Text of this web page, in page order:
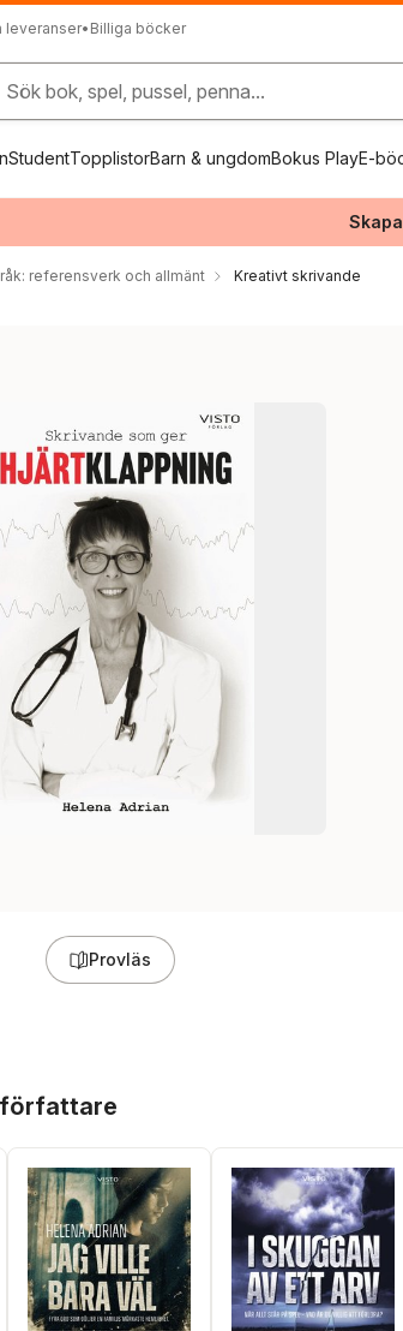
leveranser• Billiga böcker
Sök bok, spel, pussel, penna...
StudentTopplistorBarn & ungdomBokus PlayE-
referensverk och allmänt Kreativt skrivande
Provläs
författare